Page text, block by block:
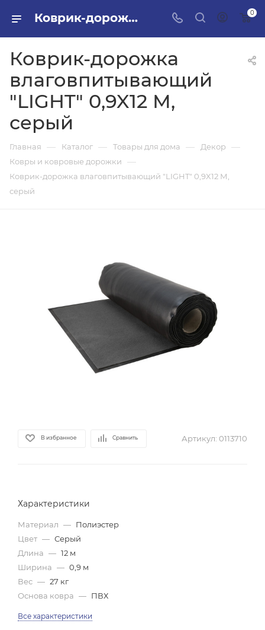
Коврик-дорожка влаговпитывающий "LIGHT" 0,9X12 М, серый в ПИЛОН — купить стройматериалы в интернет-магазине ПИЛОН с доставкой оптом и в розницу 0
Коврик-дорожка
влаговпитывающий
"LIGHT" 0,9X12 М,
серый
Главная — Каталог — Товары для дома — Декор —
Ковры и ковровые дорожки —
Коврик-дорожка влаговпитывающий "LIGHT" 0,9X12 М,
серый
В избранное Сравнить Артикул: 0113710
Характеристики
Материал — Полиэстер
Цвет — Серый
Длина — 12 м
Ширина — 0,9 м
Вес — 27 кг
Основа ковра — ПВХ
Все характеристики